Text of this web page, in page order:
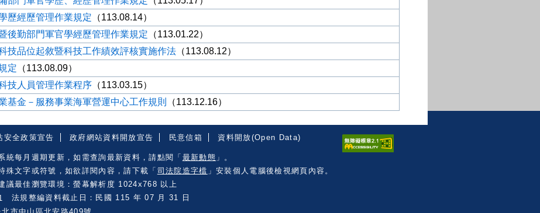
歷經歷管理作業規定 （113.08.14）
後勤部門軍官學經歷管理作業規定 （113.01.22）
技品位起敘暨科技工作績效評核實施作法 （113.08.12）
定 （113.08.09）
技人員管理作業程序 （113.03.15）
基金－服務事業海軍營運中心工作規則 （113.12.16）
安全政策宣告 政府網站資料開放宣告 民意信箱 資料開放(Open Data)
統每月週期更新，如需查詢最新資料，請點閱「 最新動態 」。
殊文字或符號，如欲詳閱內容，請下載「 司法院造字檔 」安裝個人電腦後檢視網頁內容。
議最佳瀏覽環境：螢幕解析度 1024x768 以上
法規整編資料截止日：民國 115 年 07 月 31 日